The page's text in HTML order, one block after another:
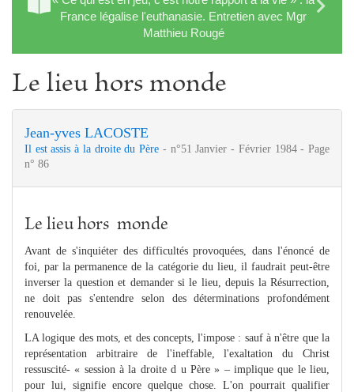
France légalise l'euthanasie. Entretien avec Mgr
Matthieu Rougé
Le lieu hors monde
Jean-yves LACOSTE
Il est assis à la droite du Père - n°51 Janvier - Février 1984 - Page
n° 86
Le lieu hors monde
Avant de s'inquiéter des difficultés provoquées, dans l'énoncé de
foi, par la permanence de la catégorie du lieu, il faudrait peut-être
inverser la question et demander si le lieu, depuis la Résurrection,
ne doit pas s'entendre selon des déterminations profondément
renouvelée.
LA logique des mots, et des concepts, l'impose : sauf à n'être que la
représentation arbitraire de l'ineffable, l'exaltation du Christ
ressuscité- « session à la droite d u Père » – implique que le lieu,
pour lui, signifie encore quelque chose. L'on pourrait qualifier